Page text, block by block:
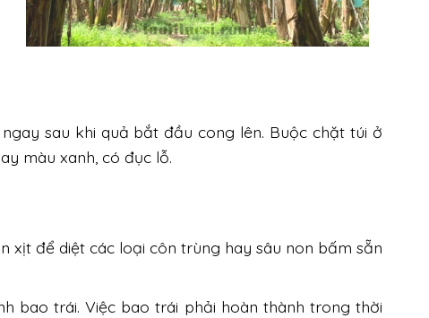
sau khi quả bắt đầu cong lên. Buộc chặt túi ở
màu xanh, có đục lỗ.
xịt để diệt các loại côn trùng hay sâu non bấm sẵn
bao trái.Việc bao trái phải hoàn thành trong thời